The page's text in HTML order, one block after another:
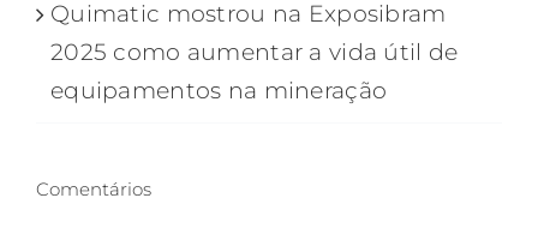
Quimatic mostrou na Exposibram
2025 como aumentar a vida útil de
equipamentos na mineração
Comentários